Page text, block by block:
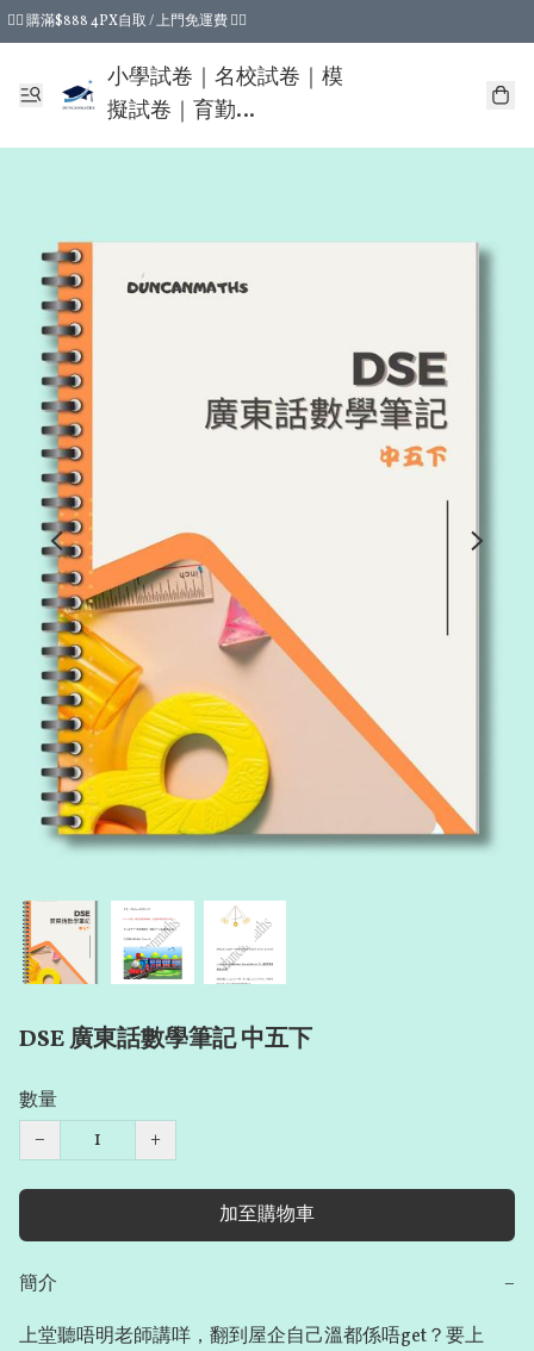
❤️‍🔥 購滿$888 4PX自取 / 上門免運費 ❤️‍🔥
❤️‍🔥 購滿$388 4PX自取運費即減$15 ❤️‍🔥
小學試卷｜名校試卷｜模
擬試卷｜育勤
DUNCANMATHS
DSE 廣東話數學筆記 中五下
數量
−
+
加至購物車
簡介
−
上堂聽唔明老師講咩，翻到屋企自己溫都係唔get？要上